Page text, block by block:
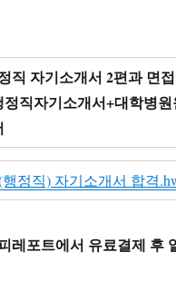
직 자기소개서 2편과 면
직자기소개서+대학병
정직) 자기소개서 합격
레포트에서 유료결제 후